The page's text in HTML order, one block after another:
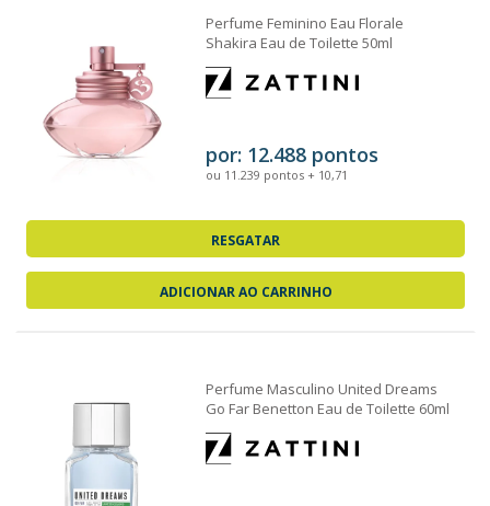
Perfume Feminino Eau Florale
Shakira Eau de Toilette 50ml
por: 12.488 pontos
ou 11.239 pontos + 10,71
RESGATAR
ADICIONAR AO CARRINHO
Perfume Masculino United Dreams
Go Far Benetton Eau de Toilette 60ml